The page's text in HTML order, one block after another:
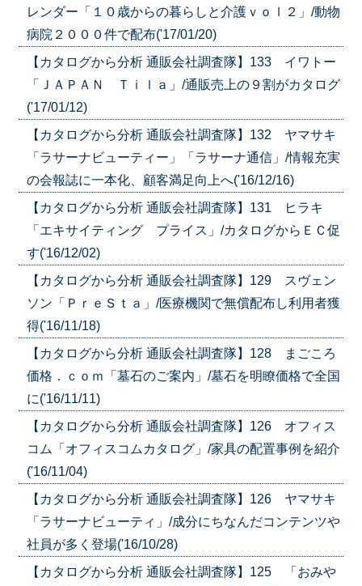
レンダー「１０歳からの暮らしと介護ｖｏｌ２」/動物
病院２０００件で配布('17/01/20)
【カタログから分析 通販会社調査隊】133 イワトー
「ＪＡＰＡＮ Ｔｉｌａ」/通販売上の９割がカタログ
('17/01/12)
【カタログから分析 通販会社調査隊】132 ヤマサキ
「ラサーナビューティー」「ラサーナ通信」/情報充実
の会報誌に一本化、顧客満足向上へ('16/12/16)
【カタログから分析 通販会社調査隊】131 ヒラキ
「エキサイティング プライス」/カタログからＥＣ促
す('16/12/02)
【カタログから分析 通販会社調査隊】129 スヴェン
ソン「ＰｒｅＳｔａ」/医療機関で無償配布し利用者獲
得('16/11/18)
【カタログから分析 通販会社調査隊】128 まごころ
価格．ｃｏｍ「墓石のご案内」/墓石を明瞭価格で全国
に('16/11/11)
【カタログから分析 通販会社調査隊】126 オフィス
コム「オフィスコムカタログ」/家具の配置事例を紹介
('16/11/04)
【カタログから分析 通販会社調査隊】126 ヤマサキ
「ラサーナビューティ」/成分にちなんだコンテンツや
社員が多く登場('16/10/28)
【カタログから分析 通販会社調査隊】125 「おみや